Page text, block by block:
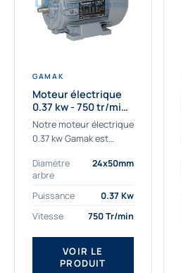
GAMAK
Moteur électrique
0.37 kw - 750 tr/min -
230/400V - IE3
Notre moteur électrique
0.37 kw Gamak est
aux applications
sévères. Nous
déterminons,
fournissons
des moteurs
asynchrones depuis de
nombreuses années....
Diamètre
arbre
24x50mm
Puissance
0.37 Kw
Vitesse
750 Tr/min
VOIR LE
PRODUIT